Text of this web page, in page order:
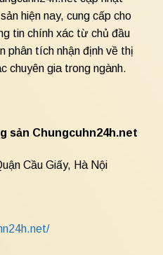
hiện nay, cung cấp cho
tin chính xác từ chủ đầu
phân tích nhận định về thị
chuyên gia trong ngành.
sản Chungcuhn24h.net
Cầu Giấy, Hà Nội